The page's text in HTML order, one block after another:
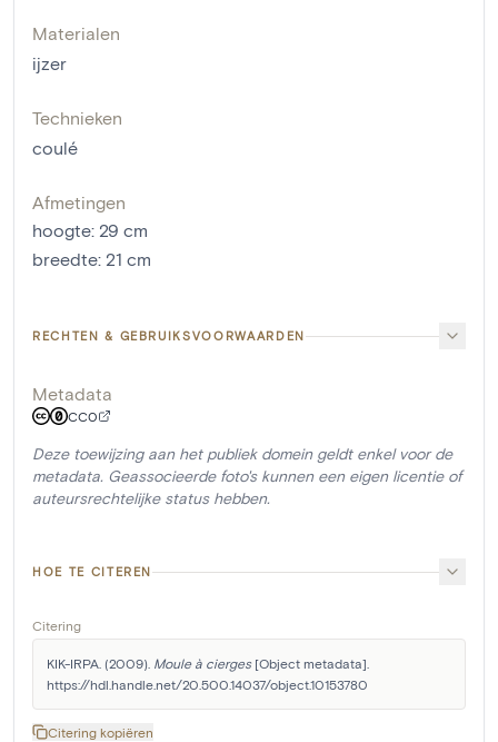
Materialen
ijzer
Technieken
coulé
Afmetingen
hoogte: 29 cm
breedte: 21 cm
RECHTEN & GEBRUIKSVOORWAARDEN
Metadata
CC0
Deze toewijzing aan het publiek domein geldt enkel voor de
metadata. Geassocieerde foto's kunnen een eigen licentie of
auteursrechtelijke status hebben.
HOE TE CITEREN
Citering
KIK-IRPA. (2009). Moule à cierges [Object metadata].
https://hdl.handle.net/20.500.14037/object.10153780
Citering kopiëren